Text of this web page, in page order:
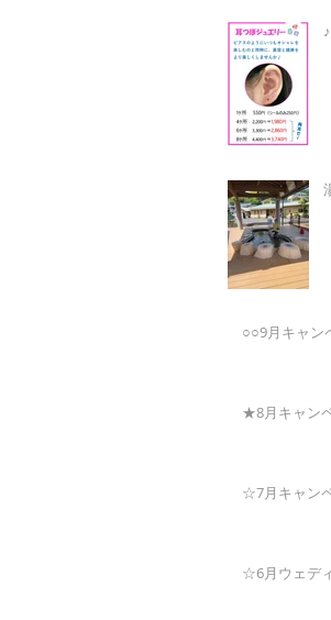
○○9月キャン
★8月キャン
☆7月キャン
☆6月ウェデ